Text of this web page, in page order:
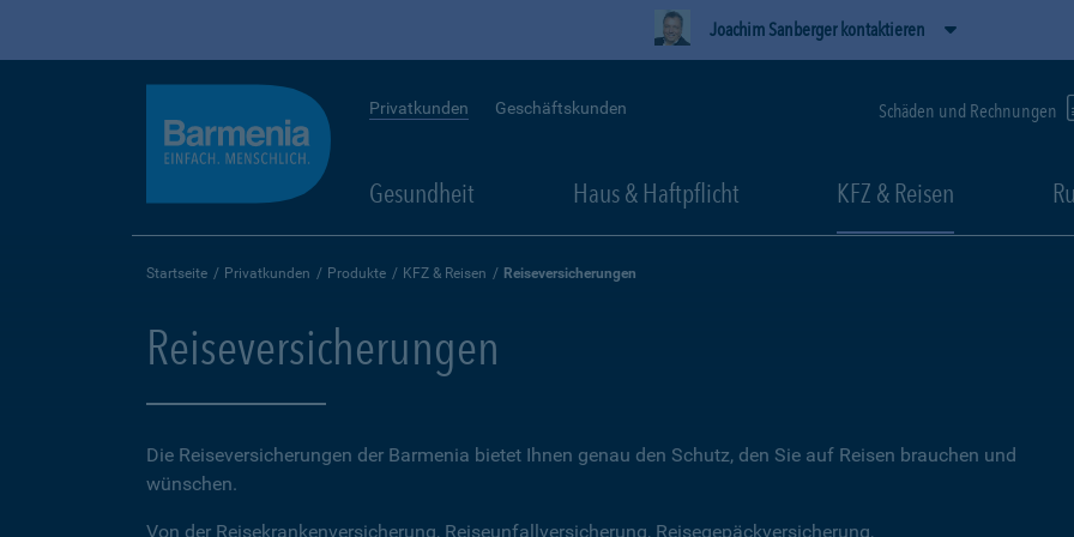
Joachim Sanberger kontaktieren
Privatkunden Geschäftskunden Schäden und Rechnungen
Gesundheit Haus & Haftpflicht KFZ & Reisen
Startseite Privatkunden Produkte KFZ & Reisen Reiseversicherungen
Reiseversicherungen
Die Reiseversicherungen der Barmenia bietet Ihnen genau den Schutz, den Sie auf Reisen brauchen und
wünschen.
Von der Reisekrankenversicherung, Reiseunfallversicherung, Reisegepäckversicherung,